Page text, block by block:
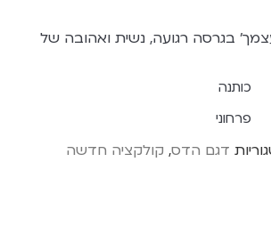
בגרסה רגועה, נשית ואהובה של
כותנה
פרחוני
דגם הדס, קולקציה חדשה